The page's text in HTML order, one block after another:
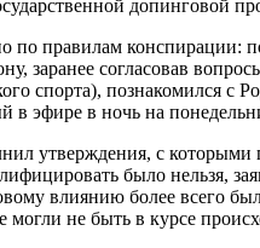
допинговой
по правилам конспирации:
заранее согласовав
спорта), познакомился с
в эфире в ночь на
утверждения, с которыми
было нельзя,
влиянию более всего
не быть в курсе